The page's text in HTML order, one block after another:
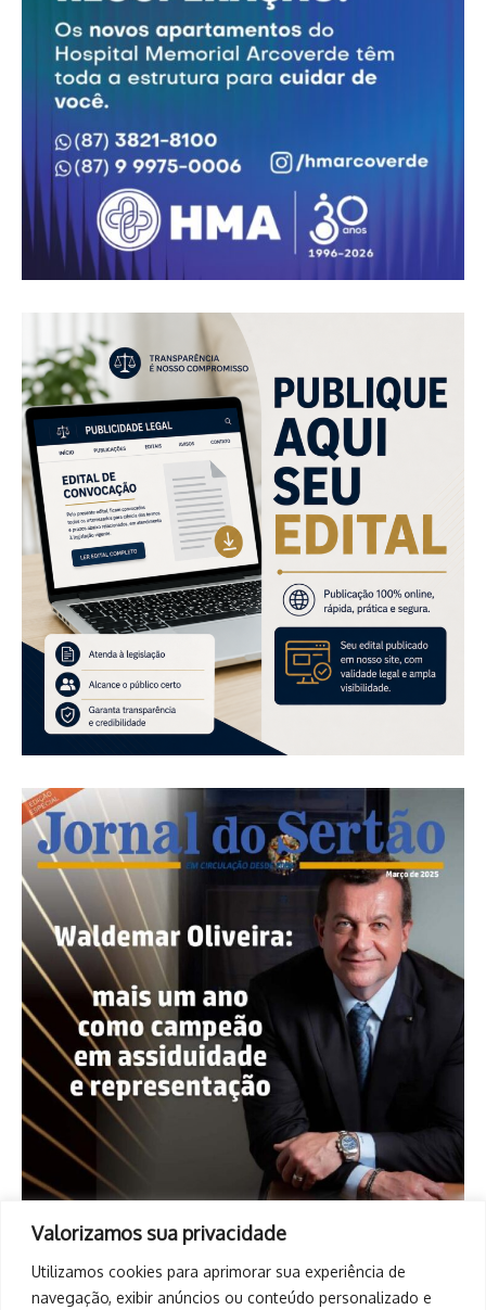
Valorizamos sua privacidade
Utilizamos cookies para aprimorar sua experiência de
navegação, exibir anúncios ou conteúdo personalizado e